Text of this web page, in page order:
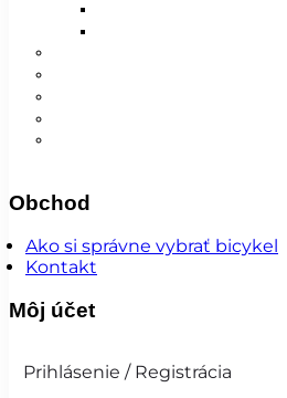
Obchod
Ako si správne vybrať bicykel
Kontakt
Môj účet
Prihlásenie / Registrácia